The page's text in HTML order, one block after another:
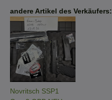
andere Artikel des Verkäufers:
Novritsch SSP1